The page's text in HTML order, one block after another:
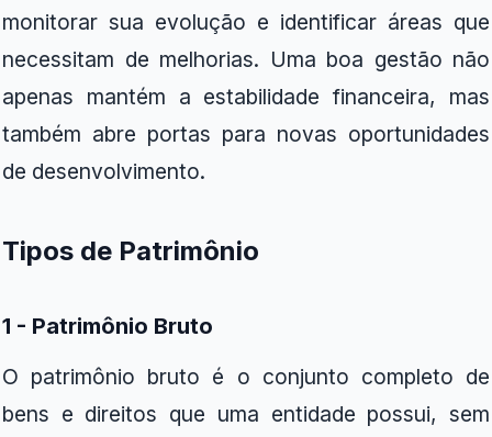
monitorar sua evolução e identificar áreas que
necessitam de melhorias. Uma boa gestão não
apenas mantém a estabilidade financeira, mas
também abre portas para novas oportunidades
de desenvolvimento.
Tipos de Patrimônio
1 - Patrimônio Bruto
O patrimônio bruto é o conjunto completo de
bens e direitos que uma entidade possui, sem